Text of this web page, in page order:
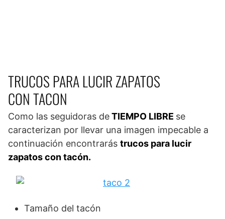
TRUCOS PARA LUCIR ZAPATOS
CON TACON
Como las seguidoras deTIEMPO LIBRE se
caracterizan por llevar una imagen impecable a
continuación encontrarás trucos para lucir
zapatos con tacón.
Tamaño del tacón